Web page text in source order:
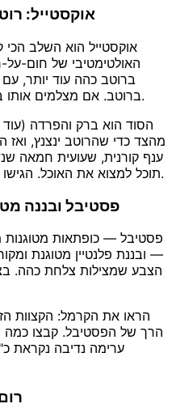
4. אוקסטייל:
אוקסטייל הוא השלב
האולטימטיבי של חום-
ברוטב כהה עוד יותר,
ברוטב. אם מצלמים אותו ברשלנות, הוא נראה כמו קערת בוץ.
הסוד הוא ברק והפרדה
מהצד כדי שהרוטב ינצנץ, ואז
ענף קורנית, שעועית חמאה
תוכל למצוא את האוכל. הגישו אותו בקערה כהה ותנו לברק לדבר.
5. פסטיבל ובננה
פסטיבל — כופתאות
— ובננת פלנטיין מטוגנת
הצבע שמצילות צלחת כהה.
הראו את הקרמל: הקצוות
הרך של הפסטיבל. קבצו
ערימה נדיבה נקראת
6.